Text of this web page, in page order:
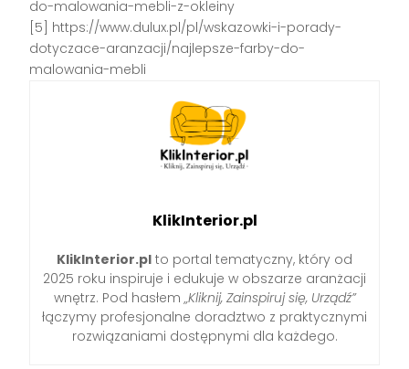
do-malowania-mebli-z-okleiny
[5] https://www.dulux.pl/pl/wskazowki-i-porady-
dotyczace-aranzacji/najlepsze-farby-do-
malowania-mebli
KlikInterior.pl
KlikInterior.pl to portal tematyczny, który od
2025 roku inspiruje i edukuje w obszarze aranżacji
wnętrz. Pod hasłem „Kliknij, Zainspiruj się, Urządź”
łączymy profesjonalne doradztwo z praktycznymi
rozwiązaniami dostępnymi dla każdego.